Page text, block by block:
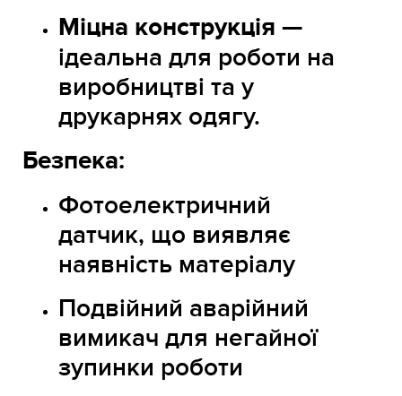
Міцна конструкція —
ідеальна для роботи на
виробництві та у
друкарнях одягу.
Безпека:
Фотоелектричний
датчик, що виявляє
наявність матеріалу
Подвійний аварійний
вимикач для негайної
зупинки роботи